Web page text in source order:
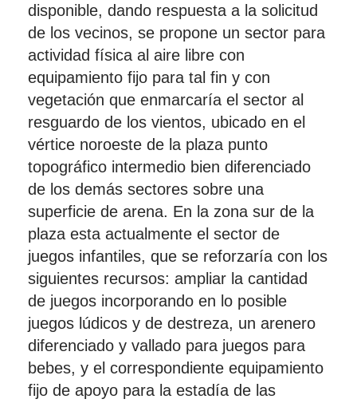
disponible, dando respuesta a la solicitud
de los vecinos, se propone un sector para
actividad física al aire libre con
equipamiento fijo para tal fin y con
vegetación que enmarcaría el sector al
resguardo de los vientos, ubicado en el
vértice noroeste de la plaza punto
topográfico intermedio bien diferenciado
de los demás sectores sobre una
superficie de arena. En la zona sur de la
plaza esta actualmente el sector de
juegos infantiles, que se reforzaría con los
siguientes recursos: ampliar la cantidad
de juegos incorporando en lo posible
juegos lúdicos y de destreza, un arenero
diferenciado y vallado para juegos para
bebes, y el correspondiente equipamiento
fijo de apoyo para la estadía de las